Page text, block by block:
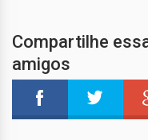
Compartilhe
amigos